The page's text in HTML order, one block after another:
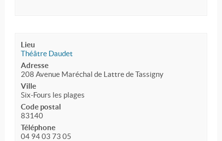
Lieu
Théâtre Daudet
Adresse
208 Avenue Maréchal de Lattre de Tassigny
Ville
Six-Fours les plages
Code postal
83140
Téléphone
04 94 03 73 05